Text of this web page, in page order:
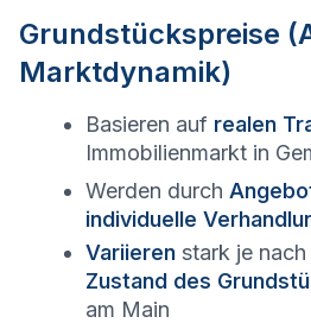
Grundstückspreise
Marktdynamik)
Basieren auf realen
Immobilienmarkt in
Werden durch
individuelle
Variieren stark je nach
Zustand des
am Main